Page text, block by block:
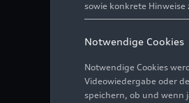
sowie konkrete
Notwendige Cookies
Notwendige Cookies
Videowiedergabe oder
speichern, ob und wenn